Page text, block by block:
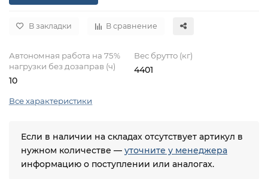
В закладки В сравнение
Автономная работа на 75%
нагрузки без дозаправ (ч)
10
Вес брутто (кг)
4401
Все характеристики
Если в наличии на складах отсутствует артикул в
нужном количестве — уточните у менеджера
информацию о поступлении или аналогах.